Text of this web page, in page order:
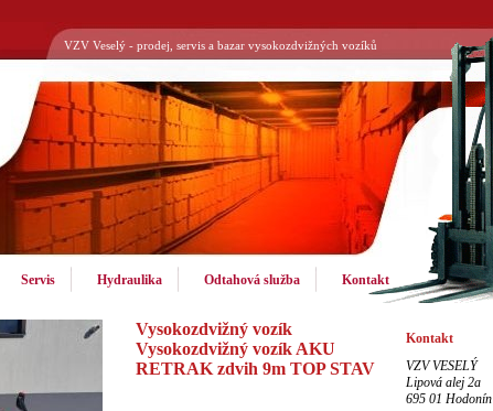
VZV Veselý - prodej, servis a bazar vysokozdvižných vozíků
Servis Hydraulika Odtahová služba Kontakt
Vysokozdvižný vozík
Vysokozdvižný vozík AKU
RETRAK zdvih 9m TOP STAV
Kontakt
VZV VESELÝ
Lipová alej 2a
695 01 Hodonín